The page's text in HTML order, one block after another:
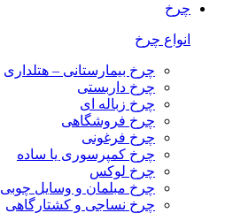
چرخ
انواع چرخ
چرخ بیمارستانی – هتلداری
چرخ داربستی
چرخ زباله ای
چرخ فروشگاهی
چرخ فرغونی
چرخ کمپرسوری یا ساده
چرخ لوکس
چرخ مبلمان و وسایل چوبی
چرخ نساجی و کشتارگاهی